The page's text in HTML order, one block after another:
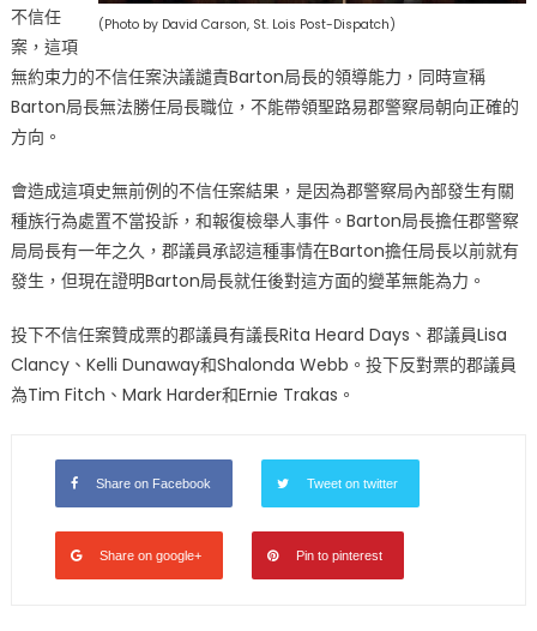
(Photo by David Carson, St. Lois Post-Dispatch)
不信任
案，這項
無約束力的不信任案決議譴責Barton局長的領導能力，同時宣稱
Barton局長無法勝任局長職位，不能帶領聖路易郡警察局朝向正確的
方向。
會造成這項史無前例的不信任案結果，是因為郡警察局內部發生有關
種族行為處置不當投訴，和報復檢舉人事件。Barton局長擔任郡警察
局局長有一年之久，郡議員承認這種事情在Barton擔任局長以前就有
發生，但現在證明Barton局長就任後對這方面的變革無能為力。
投下不信任案贊成票的郡議員有議長Rita Heard Days、郡議員Lisa
Clancy、Kelli Dunaway和Shalonda Webb。投下反對票的郡議員
為Tim Fitch、Mark Harder和Ernie Trakas。
Share on Facebook Tweet on twitter
Share on google+ Pin to pinterest